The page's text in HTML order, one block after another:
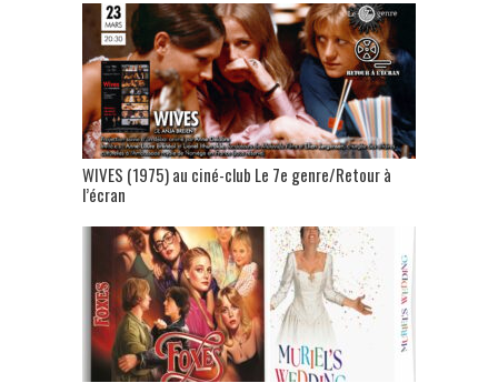
WIVES (1975) au ciné-club Le 7e genre/Retour à
l’écran